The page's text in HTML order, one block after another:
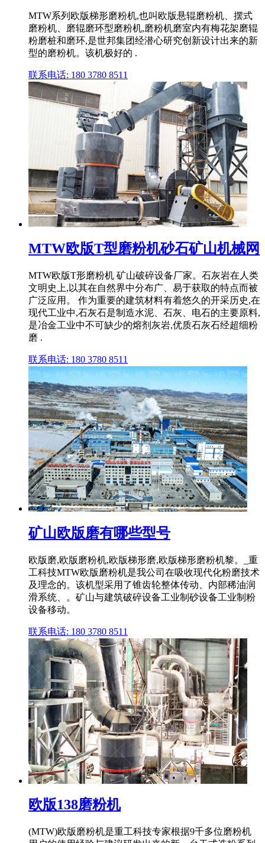
MTW系列欧版梯形磨粉机,也叫欧版悬辊磨粉机、摆式
磨粉机、磨辊磨环型磨粉机,磨粉机磨室内有梅花架磨辊
粉磨桩和磨环,是世邦集团经潜心研究创新设计出来的新
型的磨粉机。该机极好的 .
联系电话: 180 3780 8511
MTW欧版T型磨粉机砂石矿山机械网
MTW欧版T形磨粉机 矿山破碎设备厂家。石灰岩在人类
文明史上,以其在自然界中分布广、易于获取的特点而被
广泛应用。 作为重要的建筑材料有着悠久的开采历史,在
现代工业中,石灰石是制造水泥、石灰、电石的主要原料,
是冶金工业中不可缺少的熔剂灰岩,优质石灰石经超细粉
磨 .
联系电话: 180 3780 8511
矿山欧版磨有哪些型号
欧版磨,欧版磨粉机,欧版梯形磨,欧版梯形磨粉机黎。_重
工科技MTW欧版磨粉机是我公司在吸收现代化粉磨技术
及理念的。该机型采用了锥齿轮整体传动、内部稀油润
滑系统、。矿山与建筑破碎设备工业制砂设备工业制粉
设备移动。
联系电话: 180 3780 8511
欧版138磨粉机
(MTW)欧版磨粉机是重工科技专家根据9千多位磨粉机